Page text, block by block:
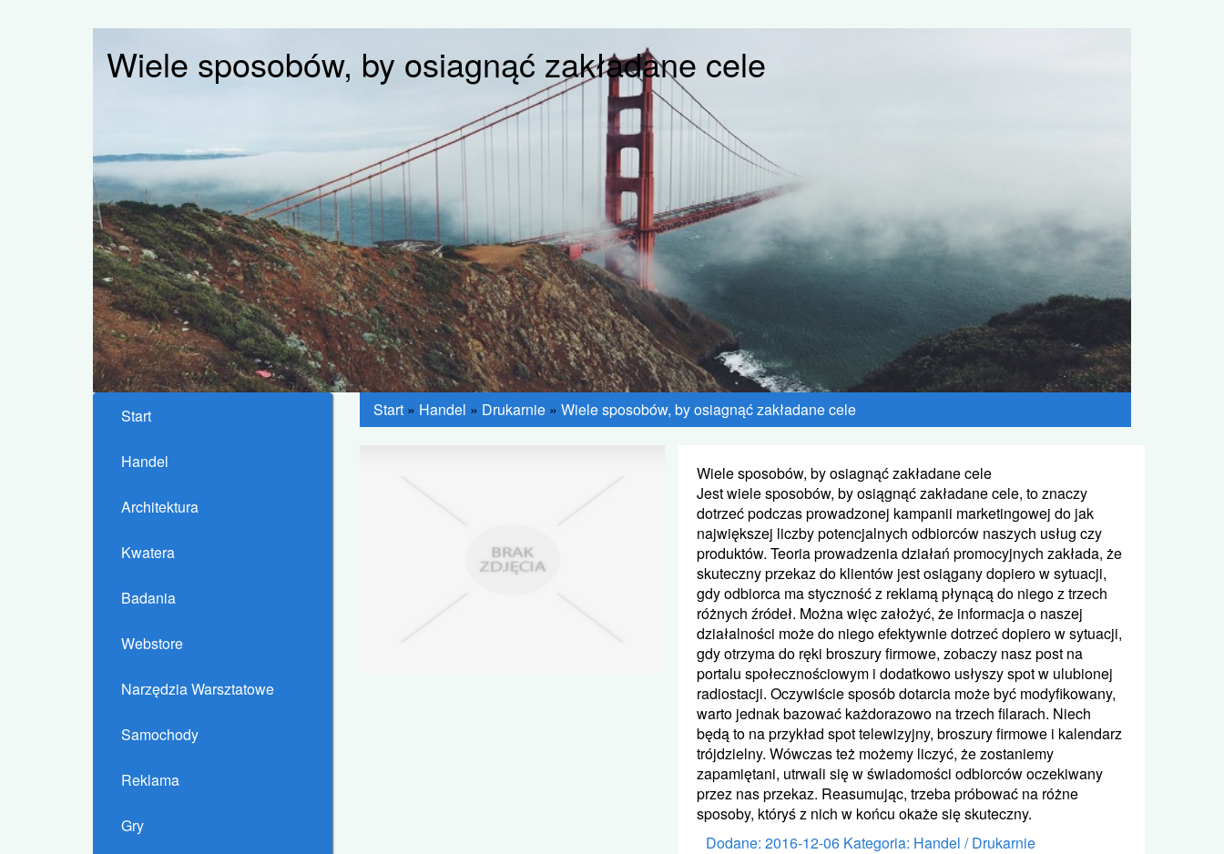
Wiele sposobów, by osiagnąć zakładane cele
Start
Handel
Architektura
Kwatera
Badania
Webstore
Narzędzia Warsztatowe
Samochody
Reklama
Gry
Start» Handel » Drukarnie» Wiele sposobów, by osiagnąć zakładane cele
Wiele sposobów, by osiagnąć zakładane cele
Jest wiele sposobów, by osiągnąć zakładane cele, to znaczy
dotrzeć podczas prowadzonej kampanii marketingowej do jak
największej liczby potencjalnych odbiorców naszych usług czy
produktów. Teoria prowadzenia działań promocyjnych zakłada, że
skuteczny przekaz do klientów jest osiągany dopiero w sytuacji,
gdy odbiorca ma styczność z reklamą płynącą do niego z trzech
różnych źródeł. Można więc założyć, że informacja o naszej
działalności może do niego efektywnie dotrzeć dopiero w sytuacji,
gdy otrzyma do ręki broszury firmowe, zobaczy nasz post na
portalu społecznościowym i dodatkowo usłyszy spot w ulubionej
radiostacji. Oczywiście sposób dotarcia może być modyfikowany,
warto jednak bazować każdorazowo na trzech filarach. Niech
będą to na przykład spot telewizyjny, broszury firmowe i kalendarz
trójdzielny. Wówczas też możemy liczyć, że zostaniemy
zapamiętani, utrwali się w świadomości odbiorców oczekiwany
przez nas przekaz. Reasumując, trzeba próbować na różne
sposoby, któryś z nich w końcu okaże się skuteczny.
Dodane: 2016-12-06 Kategoria: Handel / Drukarnie